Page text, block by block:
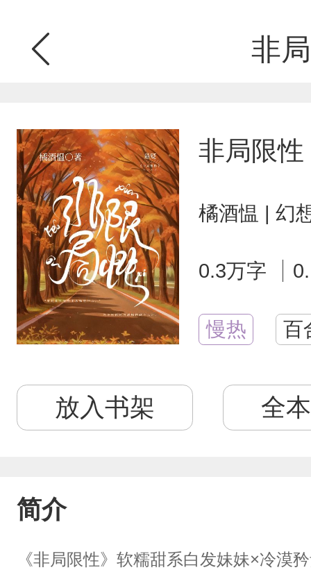
非
非局限性
橘酒愠 | 幻
0.3万字
慢热 百
放入书架 全
简介
《非局限性》软糯甜系白发妹妹×冷